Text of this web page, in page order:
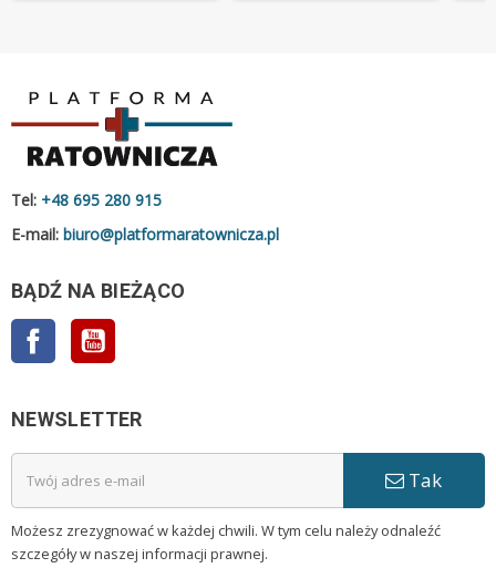
Tel: +48 695 280 915
E-mail: biuro@platformaratownicza.pl
BĄDŹ NA BIEŻĄCO
Facebook
NEWSLETTER
Tak
Możesz zrezygnować w każdej chwili. W tym celu należy odnaleźć
szczegóły w naszej informacji prawnej.